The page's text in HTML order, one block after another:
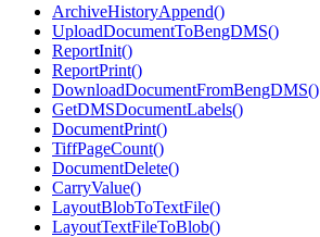
ArchiveHistoryAppend()
UploadDocumentToBengDMS()
ReportInit()
ReportPrint()
DownloadDocumentFromBengDMS()
GetDMSDocumentLabels()
DocumentPrint()
TiffPageCount()
DocumentDelete()
CarryValue()
LayoutBlobToTextFile()
LayoutTextFileToBlob()